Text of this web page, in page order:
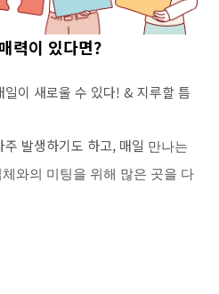
력이 있다면?
일이 새로울 수 있다! & 지루할 틈
주 발생하기도 하고, 매일 만나는
와의 미팅을 위해 많은 곳을 다